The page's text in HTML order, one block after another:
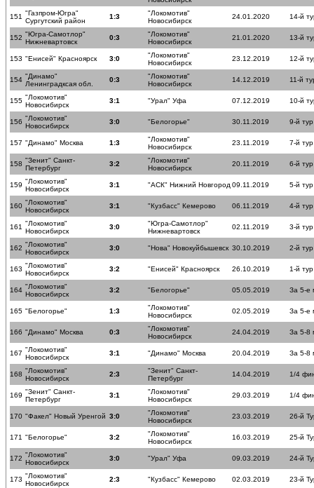
151 "Газпром-Югра"
Сургутский район
1:3
"Локомотив"
Новосибирск
24.01.2020 14-й
152 "Югра-Самотлор"
Нижневартовск
0:3
"Локомотив"
Новосибирск
21.01.2020 13-й
153 "Енисей" Красноярск 3:0
"Локомотив"
Новосибирск
23.12.2019 12-й
154 "Динамо"
Ленинградксая обл.
0:3
"Локомотив"
Новосибирск
14.12.2019 11-й
155 "Локомотив"
Новосибирск
3:1 "Урал" Уфа 07.12.2019 10-й
156 "Локомотив"
Новосибирск
3:0 "Белогорье" 30.11.2019 9-й тур
157 "Динамо" Москва 1:3
"Локомотив"
Новосибирск
23.11.2019 7-й тур
158 "Зенит" Санкт-
Петербург
3:2
"Локомотив"
Новосибирск
20.11.2019 6-й тур
159 "Локомотив"
Новосибирск
3:1 "АСК" Нижний Новгород 09.11.2019 5-й тур
160 "Локомотив"
Новосибирск
3:1 "Кузбасс" Кемерово 06.11.2019 4-й тур
161 "Локомотив"
Новосибирск
3:0
"Югра-Самотлор"
Нижневартовск
02.11.2019 3-й тур
162 "Локомотив"
Новосибирск
3:0 "Нова" Новокуйбышевск 30.10.2019 2-й тур
163 "Локомотив"
Новосибирск
3:2 "Енисей" Красноярск 26.10.2019 1-й тур
164 "Локомотив"
Новосибирск
3:2 "Белогорье" 05.05.2019 За 5-е
165 "Белогорье" 1:3
"Локомотив"
Новосибирск
02.05.2019 За 5-е
166 "Динамо" Москва 0:3
"Локомотив"
Новосибирск
24.04.2019 За 5-8
167 "Локомотив"
Новосибирск
3:1 "Динамо" Москва 20.04.2019 За 5-8
168 "Локомотив"
Новосибирск
2:3
"Зенит" Санкт-
Петербург
14.04.2019 1/4
169 "Зенит" Санкт-
Петербург
3:1
"Локомотив"
Новосибирск
29.03.2019 1/4
170 "Факел" Новый Уренгой 3:0
"Локомотив"
Новосибирск
23.03.2019 26-й
171 "Белогорье" 3:2
"Локомотив"
Новосибирск
16.03.2019 25-й
172 "Локомотив"
Новосибирск
3:0 "Урал" Уфа 09.03.2019 24-й
173 "Локомотив"
Новосибирск
2:3 "Кузбасс" Кемерово 02.03.2019 23-й